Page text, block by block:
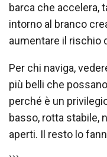
barca che accelera,
intorno al branco
aumentare il rischio
Per chi naviga,
più belli che
perché è un
basso, rotta stabile,
aperti. Il resto lo